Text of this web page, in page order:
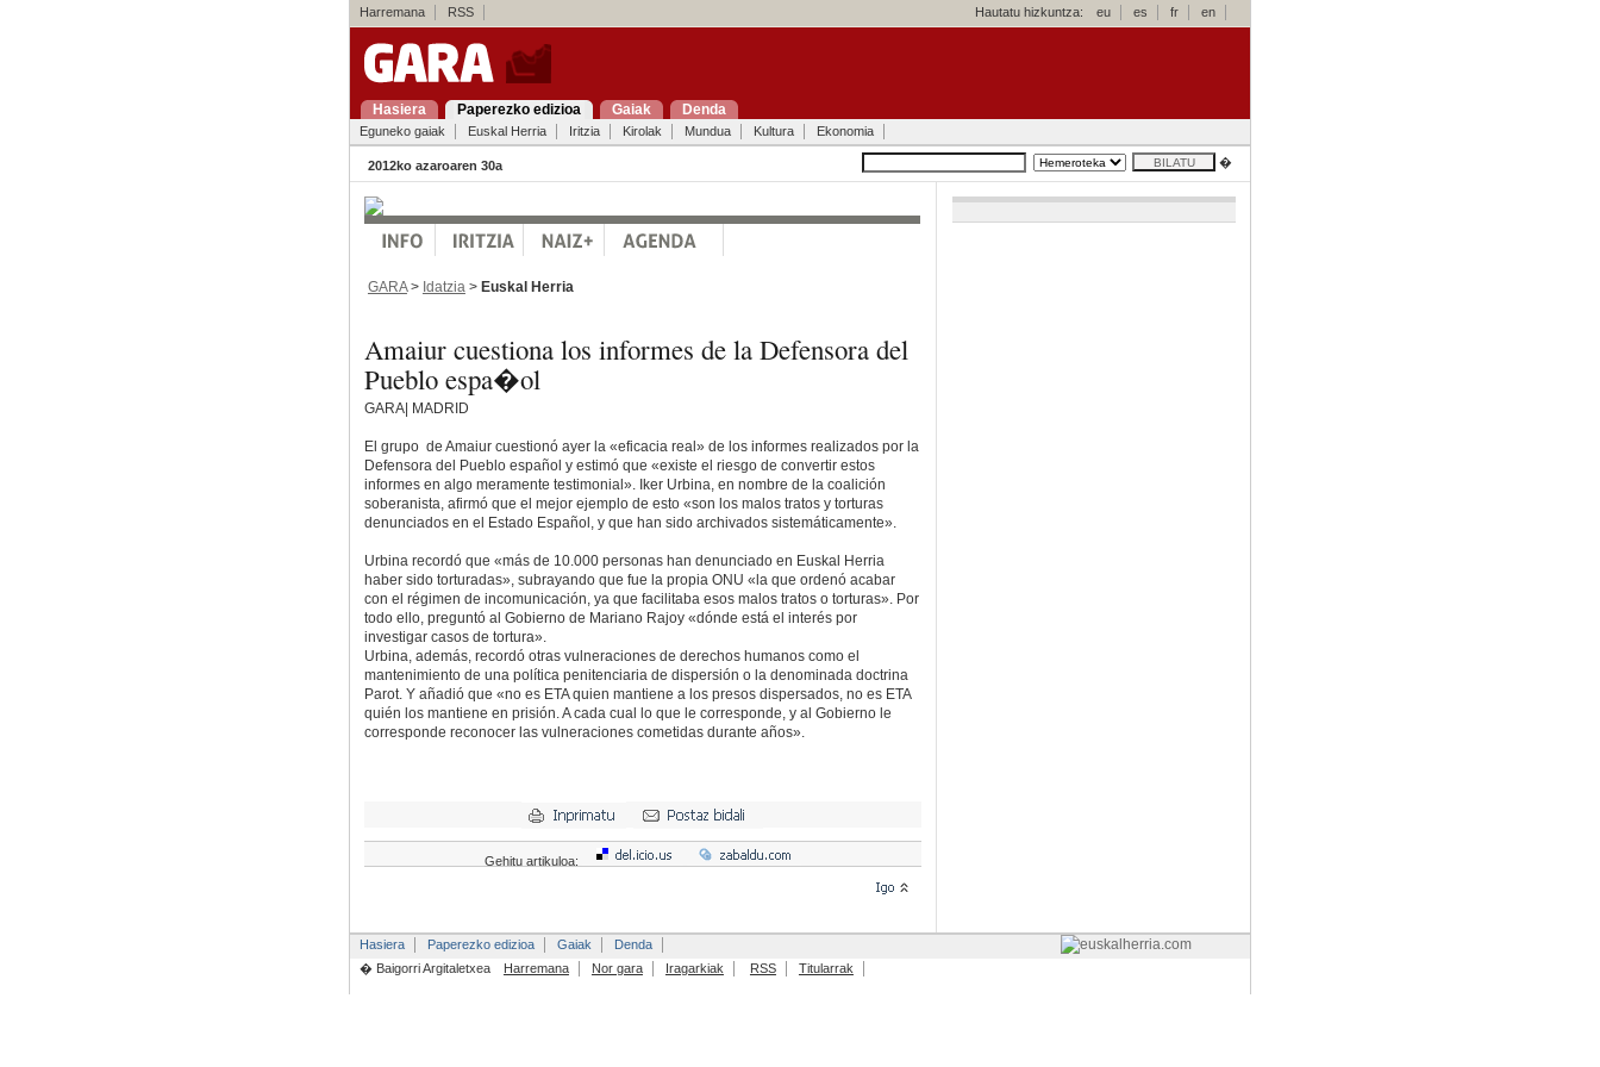
Harremana RSS Hautatu hizkuntza: eu es fr en
Hasiera Paperezko edizioa Gaiak Denda
Eguneko gaiak Euskal Herria Iritzia Kirolak Mundua Kultura Ekonomia
2012ko azaroaren 30a �
GARA> Idatzia > Euskal Herria
Amaiur cuestiona los informes de la Defensora del
Pueblo espa�ol
GARA| MADRID
El grupo de Amaiur cuestionó ayer la «eficacia real» de los informes realizados por la
Defensora del Pueblo español y estimó que «existe el riesgo de convertir estos
informes en algo meramente testimonial». Iker Urbina, en nombre de la coalición
soberanista, afirmó que el mejor ejemplo de esto «son los malos tratos y torturas
denunciados en el Estado Español, y que han sido archivados sistemáticamente».
Urbina recordó que «más de 10.000 personas han denunciado en Euskal Herria
haber sido torturadas», subrayando que fue la propia ONU «la que ordenó acabar
con el régimen de incomunicación, ya que facilitaba esos malos tratos o torturas». Por
todo ello, preguntó al Gobierno de Mariano Rajoy «dónde está el interés por
investigar casos de tortura».
Urbina, además, recordó otras vulneraciones de derechos humanos como el
mantenimiento de una política penitenciaria de dispersión o la denominada doctrina
Parot. Y añadió que «no es ETA quien mantiene a los presos dispersados, no es ETA
quién los mantiene en prisión. A cada cual lo que le corresponde, y al Gobierno le
corresponde reconocer las vulneraciones cometidas durante años».
Gehitu artikuloa:
Hasiera Paperezko edizioa Gaiak
Denda
� Baigorri Argitaletxea
Harremana Nor gara Iragarkiak RSS Titularrak